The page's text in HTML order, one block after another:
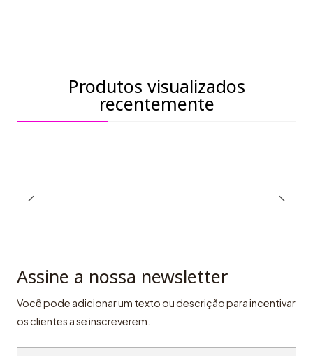
Produtos visualizados
recentemente
Assine a nossa newsletter
Você pode adicionar um texto ou descrição para incentivar
os clientes a se inscreverem.